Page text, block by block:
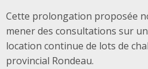
Cette prolongation proposée
mener des consultations sur
location continue de lots de
provincial Rondeau.